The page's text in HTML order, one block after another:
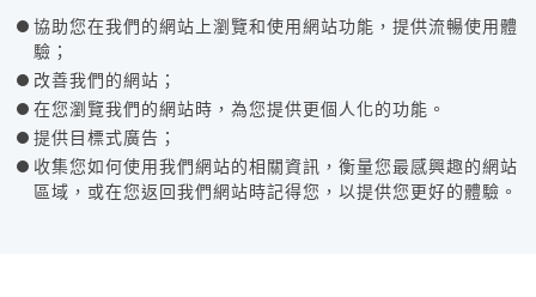
協助您在我們的網站上瀏覽和使用網站功能，提供流暢使用體
驗；
改善我們的網站；
在您瀏覽我們的網站時，為您提供更個人化的功能。
提供目標式廣告；
收集您如何使用我們網站的相關資訊，衡量您最感興趣的網站
區域，或在您返回我們網站時記得您，以提供您更好的體驗。